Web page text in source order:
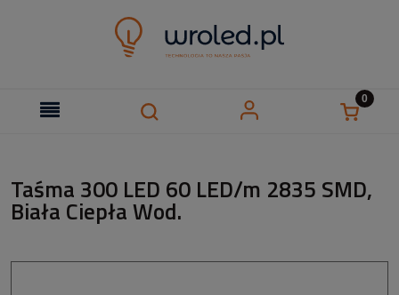
Taśma 300 LED 60 LED/m 2835 SMD,
Biała Ciepła Wod.